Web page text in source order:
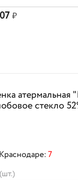
₽
атермальная
стекло
7